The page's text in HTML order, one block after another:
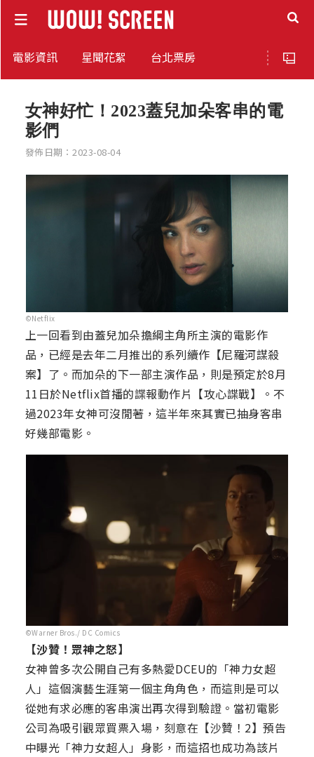
電影資訊 星聞花絮 台北票房
女神好忙！2023蓋兒加朵客串的電
影們
發佈日期：2023-08-04
©Netflix
上一回看到由蓋兒加朵擔綱主角所主演的電影作
品，已經是去年二月推出的系列續作【尼羅河謀殺
案】了。而加朵的下一部主演作品，則是預定於8月
11日於Netflix首播的諜報動作片【攻心諜戰】。不
過2023年女神可沒閒著，這半年來其實已抽身客串
好幾部電影。
©Warner Bros./ DC Comics
【沙贊！眾神之怒】
女神曾多次公開自己有多熱愛DCEU的「神力女超
人」這個演藝生涯第一個主角角色，而這則是可以
從她有求必應的客串演出再次得到驗證。當初電影
公司為吸引觀眾買票入場，刻意在【沙贊！2】預告
中曝光「神力女超人」身影，而這招也成功為該片